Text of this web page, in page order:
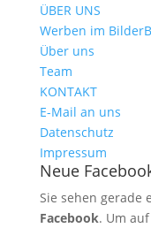
ÜBER UNS
Werben im
Über uns
Team
KONTAKT
E-Mail an uns
Datenschutz
Impressum
Neue
Sie sehen gerade
Facebook. Um